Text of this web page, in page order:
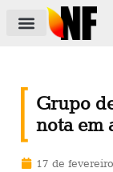
Grupo
nota em
17 de